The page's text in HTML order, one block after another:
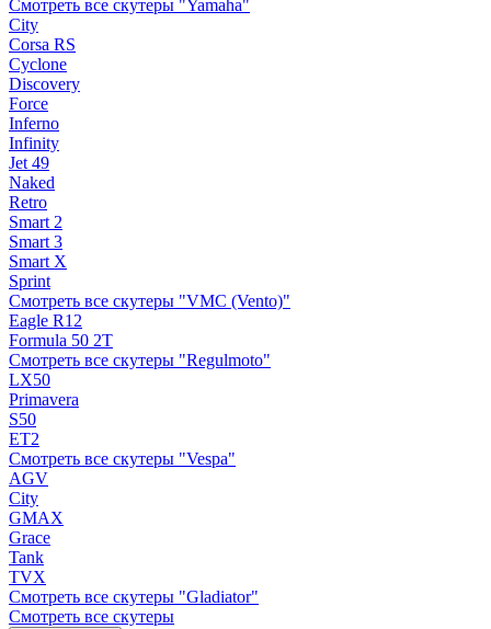
Смотреть все скутеры "Yamaha"
City
Corsa RS
Cyclone
Discovery
Force
Inferno
Infinity
Jet 49
Naked
Retro
Smart 2
Smart 3
Smart X
Sprint
Смотреть все скутеры "VMC (Vento)"
Eagle R12
Formula 50 2Т
Смотреть все скутеры "Regulmoto"
LX50
Primavera
S50
ET2
Смотреть все скутеры "Vespa"
AGV
City
GMAX
Grace
Tank
TVX
Смотреть все скутеры "Gladiator"
Смотреть все скутеры